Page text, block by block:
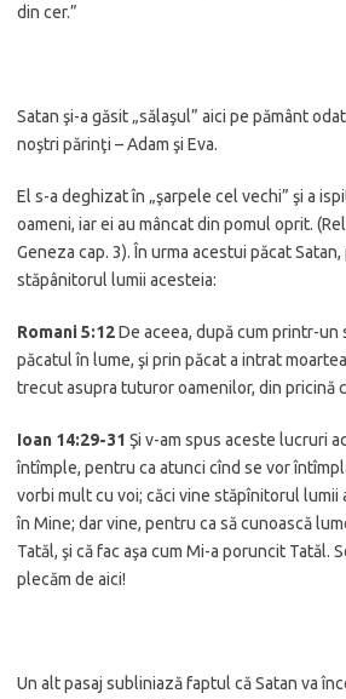
din cer.”
Satan şi-a găsit „sălaşul” aici pe pământ
noştri părinţi – Adam şi Eva.
El s-a deghizat în „şarpele cel vechi” şi a
oameni, iar ei au mâncat din pomul oprit.
Geneza cap. 3). În urma acestui păcat
stăpânitorul lumii acesteia:
Romani 5:12De aceea, după cum printr-un
păcatul în lume, şi prin păcat a intrat
trecut asupra tuturor oamenilor, din pricină
Ioan 14:29-31 Şi v-am spus aceste lucruri
întîmple, pentru ca atunci cînd se vor
vorbi mult cu voi; căci vine stăpînitorul lumii
în Mine; dar vine, pentru ca să cunoască
Tatăl, şi că fac aşa cum Mi-a poruncit Tatăl.
plecăm de aici!
Un alt pasaj subliniază faptul că Satan va